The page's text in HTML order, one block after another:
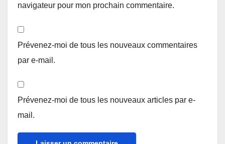
navigateur pour mon prochain commentaire.
Prévenez-moi de tous les nouveaux commentaires
par e-mail.
Prévenez-moi de tous les nouveaux articles par e-
mail.